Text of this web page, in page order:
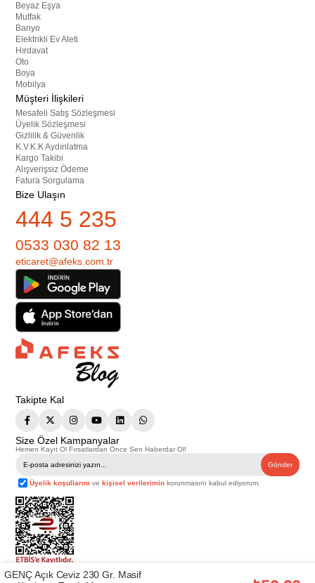
Beyaz Eşya
Mutfak
Banyo
Elektrikli Ev Aleti
Hırdavat
Oto
Boya
Mobilya
Müşteri İlişkileri
Mesafeli Satış Sözleşmesi
Üyelik Sözleşmesi
Gizlilik & Güvenlik
K.V.K.K Aydınlatma
Kargo Takibi
Alışverişsiz Ödeme
Fatura Sorgulama
Bize Ulaşın
444 5 235
0533 030 82 13
eticaret@afeks.com.tr
Takipte Kal
Size Özel Kampanyalar
Hemen Kayıt Ol Fırsatlardan Önce Sen Haberdar Ol!
Gönder
Üyelik koşullarını vekişisel verilerimin korunmasını kabul ediyorum.
Telif Hakkı © 2026 Afeks Yapı Market . Tüm hakları saklıdır.
GENÇ Açık Ceviz 230 Gr. Masif